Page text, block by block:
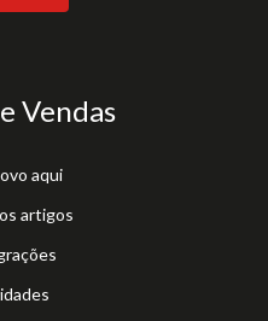
Vendas
aqui
artigos